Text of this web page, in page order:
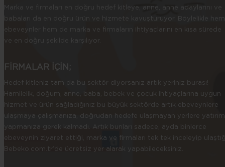
Marka ve firmaları en doğru hedef kitleye, anne, anne adaylarını ve
babaları da en doğru ürün ve hizmete kavuşturuyor. Böylelikle hem
ebeveynler hem de marka ve firmaların ihtiyaçlarını en kısa sürede
ve en doğru şekilde karşılıyor.
FİRMALAR İÇİN;
Hedef kitleniz tam da bu sektör diyorsanız artık yeriniz burası!
Hamilelik, doğum, anne, baba, bebek ve çocuk ihtiyaçlarına uygun
hizmet ve ürün sağladığınız bu büyük sektörde artık ebeveynlere
ulaşmaya çalışmanıza, doğrudan hedefe ulaşmayan yerlere yatırım
yapmanıza gerek kalmadı. Artık bunları sadece, ayda binlerce
ebeveynin ziyaret ettiği, marka ve firmaları tek tek inceleyip
Bebeko.com.tr’de ücretsiz yer alarak yapabileceksiniz.